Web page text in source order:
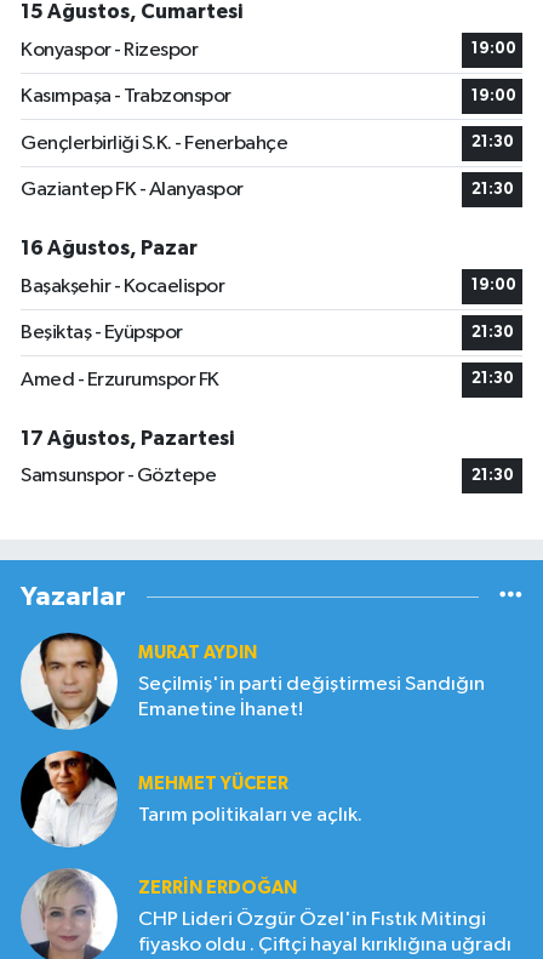
15 Ağustos, Cumartesi
Konyaspor - Rizespor
19:00
Kasımpaşa - Trabzonspor 19:00
Gençlerbirliği S.K. - Fenerbahçe 21:30
Gaziantep FK - Alanyaspor 21:30
16 Ağustos, Pazar
Başakşehir - Kocaelispor
19:00
Beşiktaş - Eyüpspor 21:30
Amed - Erzurumspor FK 21:30
17 Ağustos, Pazartesi
Samsunspor - Göztepe
21:30
Yazarlar
MURAT AYDIN
Seçilmiş'in parti değiştirmesi Sandığın
Emanetine İhanet!
MEHMET YÜCEER
Tarım politikaları ve açlık.
ZERRIN ERDOĞAN
CHP Lideri Özgür Özel'in Fıstık Mitingi
fiyasko oldu . Çiftçi hayal kırıklığına uğradı